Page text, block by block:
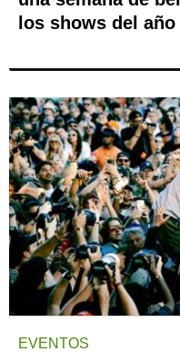
los shows del año
EVENTOS